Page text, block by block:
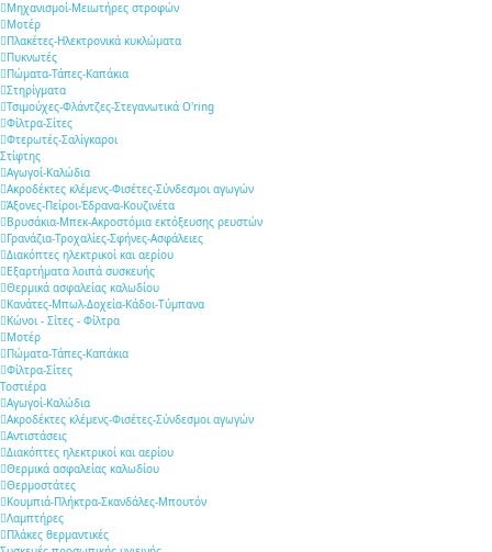
Μηχανισμοί-Μειωτήρες στροφών
Μοτέρ
Πλακέτες-Ηλεκτρονικά κυκλώματα
Πυκνωτές
Πώματα-Τάπες-Καπάκια
Στηρίγματα
Τσιμούχες-Φλάντζες-Στεγανωτικά O'ring
Φίλτρα-Σίτες
Φτερωτές-Σαλίγκαροι
Στίφτης
Αγωγοί-Καλώδια
Ακροδέκτες κλέμενς-Φισέτες-Σύνδεσμοι αγωγών
Άξονες-Πείροι-Έδρανα-Κουζινέτα
Βρυσάκια-Μπεκ-Ακροστόμια εκτόξευσης ρευστών
Γρανάζια-Τροχαλίες-Σφήνες-Ασφάλειες
Διακόπτες ηλεκτρικοί και αερίου
Εξαρτήματα λοιπά συσκευής
Θερμικά ασφαλείας καλωδίου
Κανάτες-Μπωλ-Δοχεία-Κάδοι-Τύμπανα
Κώνοι - Σίτες - Φίλτρα
Μοτέρ
Πώματα-Τάπες-Καπάκια
Φίλτρα-Σίτες
Τοστιέρα
Αγωγοί-Καλώδια
Ακροδέκτες κλέμενς-Φισέτες-Σύνδεσμοι αγωγών
Αντιστάσεις
Διακόπτες ηλεκτρικοί και αερίου
Θερμικά ασφαλείας καλωδίου
Θερμοστάτες
Κουμπιά-Πλήκτρα-Σκανδάλες-Μπουτόν
Λαμπτήρες
Πλάκες θερμαντικές